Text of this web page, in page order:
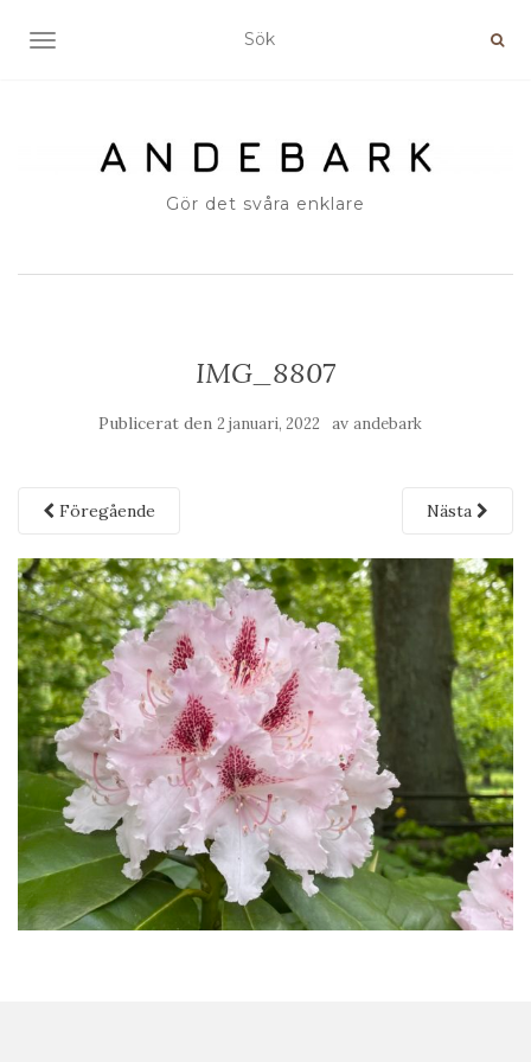
SLÅ PÅ/AV NAVIGERING
Gör det svåra enklare
IMG_8807
Publicerat den 2 januari, 2022 av andebark
Föregående Nästa